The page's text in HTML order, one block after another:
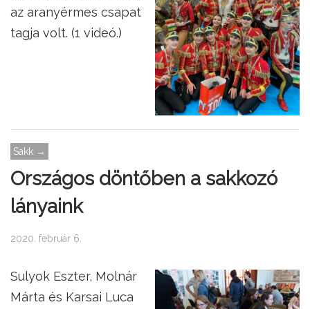
az aranyérmes csapat
tagja volt. (1 videó.)
Sakk →
Országos döntőben a sakkozó
lányaink
2020. február 6.
Sulyok Eszter, Molnár
Márta és Karsai Luca